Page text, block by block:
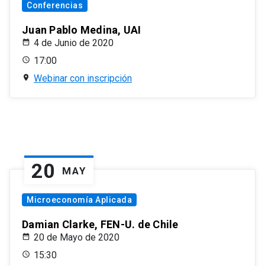
Conferencias
Juan Pablo Medina, UAI
4 de Junio de 2020
17:00
Webinar con inscripción
20 MAY
Microeconomía Aplicada
Damian Clarke, FEN-U. de Chile
20 de Mayo de 2020
15:30